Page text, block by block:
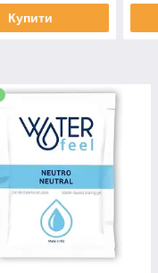
Купити